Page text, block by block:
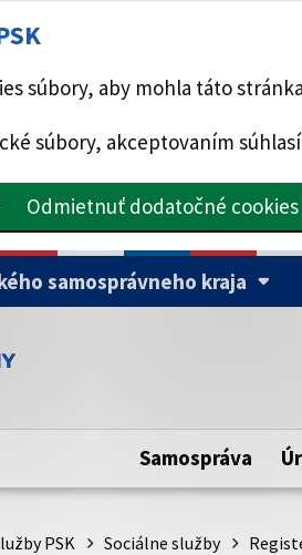
súbory, aby mohla táto
súbory, akceptovaním
Odmietnuť dodatočné cookies
samosprávneho kraja
Prešovského
Samospráva
PSK Sociálne služby